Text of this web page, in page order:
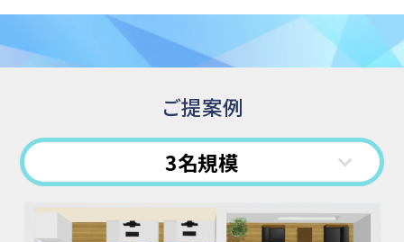
ご提案例
3名規模